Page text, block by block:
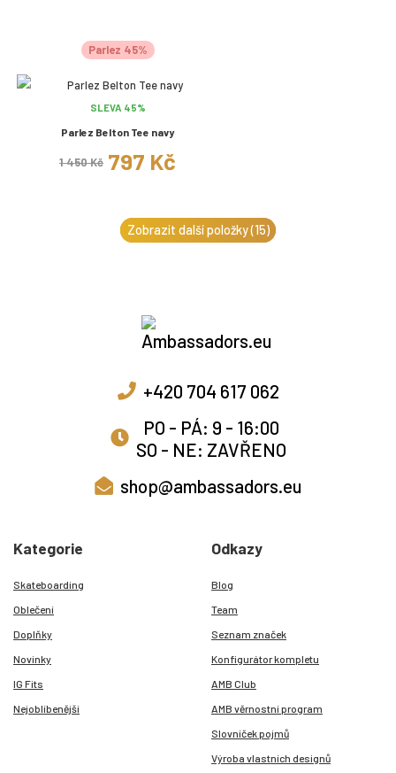
Parlez 45%
SLEVA 45%
Parlez Belton Tee navy
1 450 Kč 797 Kč
Zobrazit další položky (15)
+420 704 617 062
PO - PÁ: 9 - 16:00
SO - NE: ZAVŘENO
shop@ambassadors.eu
Kategorie
Skateboarding
Oblečení
Doplňky
Novinky
IG Fits
Nejoblíbenější
Odkazy
Blog
Team
Seznam značek
Konfigurátor kompletu
AMB Club
AMB věrnostní program
Slovníček pojmů
Výroba vlastních designů